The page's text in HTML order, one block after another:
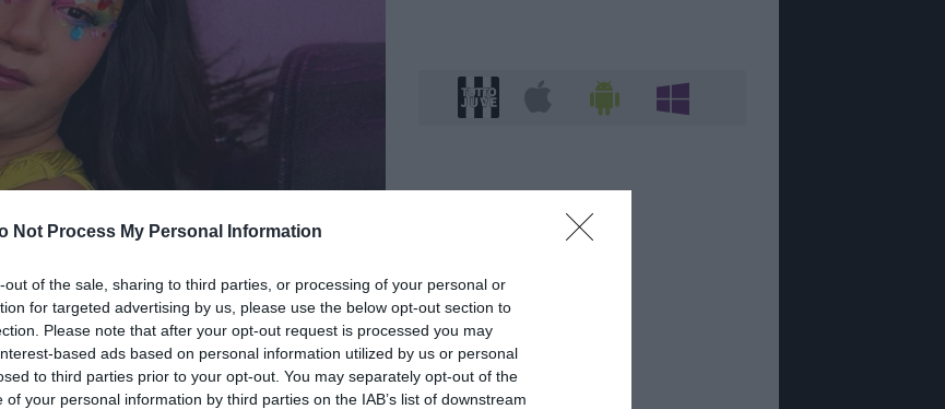
Not Process My Personal Information
out of the sale, sharing to third parties, or processing of your personal or
for targeted advertising by us, please use the below opt-out section to
Please note that after your opt-out request is processed you may
based ads based on personal information utilized by us or personal
to third parties prior to your opt-out. You may separately opt-out of the
of your personal information by third parties on the IAB’s list of downstream